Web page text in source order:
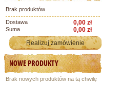
Brak produktów
Dostawa 0,00 zł
Suma
0,00 zł
Realizuj zamówienie
NOWE PRODUKTY
Brak nowych produktów na tą chwilę